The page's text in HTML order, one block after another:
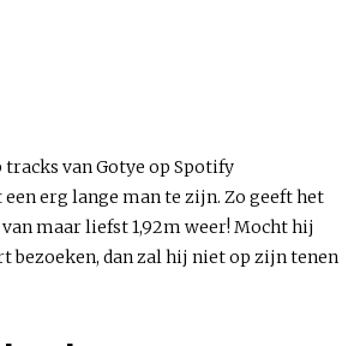
tracks van Gotye op Spotify
een erg lange man te zijn. Zo geeft het
maar liefst 1,92m weer! Mocht hij
bezoeken, dan zal hij niet op zijn tenen